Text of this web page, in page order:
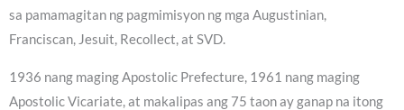
sa pamamagitan ng pagmimisyon ng mga Augustinian,
Franciscan, Jesuit, Recollect, at SVD.
1936 nang maging Apostolic Prefecture, 1961 nang maging
Apostolic Vicariate, at makalipas ang 75 taon ay ganap na itong